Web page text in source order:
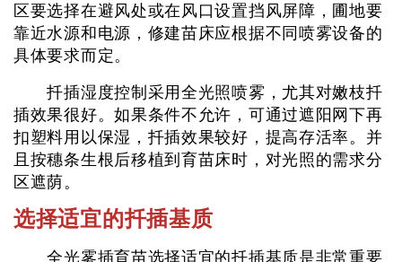
区要选择在避风处或在风口设置挡风屏障，圃地要
靠近水源和电源，修建苗床应根据不同喷雾设备的
具体要求而定。
扦插湿度控制采用全光照喷雾，尤其对嫩枝扦
插效果很好。如果条件不允许，可通过遮阳网下再
扣塑料用以保湿，扦插效果较好，提高存活率。并
且按穗条生根后移植到育苗床时，对光照的需求分
区遮荫。
选择适宜的扦插基质
全光雾插育苗选择适宜的扦插基质是非常重要